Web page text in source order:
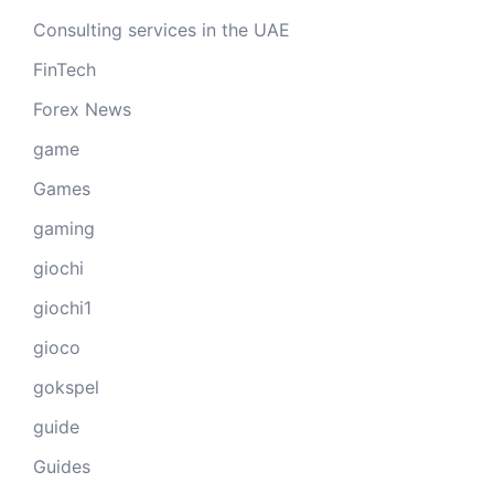
Consulting services in the UAE
FinTech
Forex News
game
Games
gaming
giochi
giochi1
gioco
gokspel
guide
Guides